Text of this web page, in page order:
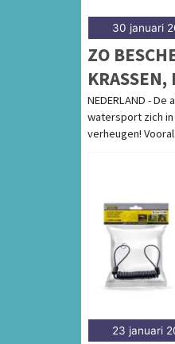
30 januari
ZO
SCHADE
NEDERLAND -
watersport zich
verheugen!
23 januari